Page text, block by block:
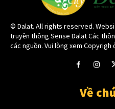
© Dalat. All rights reserved.
truyền thông Sense Dalat Các
các nguồn. Vui lòng xem Copyrigh
Về